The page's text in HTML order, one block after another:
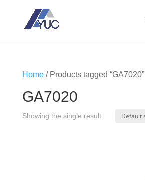
Home/ Products tagged “GA7020”
GA7020
Showing the single result